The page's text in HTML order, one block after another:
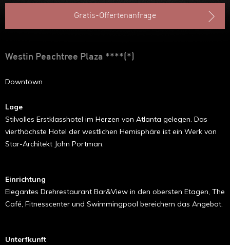
Gratis-Offertenanfrage
Westin Peachtree Plaza ****(*)
Downtown
Lage
Stilvolles Erstklasshotel im Herzen von Atlanta gelegen. Das
vierthöchste Hotel der westlichen Hemisphäre ist ein Werk von
Star-Architekt John Portman.
Einrichtung
Elegantes Drehrestaurant Bar&View in den obersten Etagen, The
Café, Fitnesscenter und Swimmingpool bereichern das Angebot.
Unterfkunft